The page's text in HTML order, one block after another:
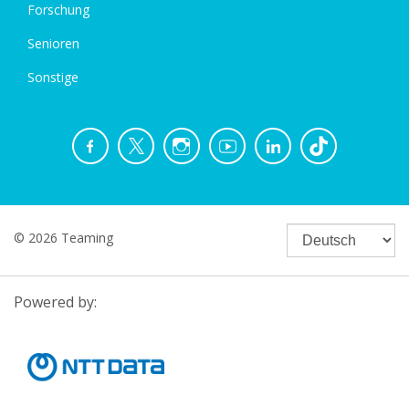
Forschung
Senioren
Sonstige
© 2026 Teaming
Powered by: